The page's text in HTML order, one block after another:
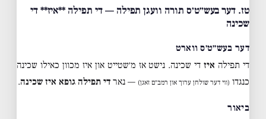
טז. דער בעש״ט׳ס תורה וועגן תפילה — די תפילה **איז** די
שכינה
דער בעש״ט׳ס ווארט
די תפילה איזדי שכינה. נישט אז מ׳שטייט און איז מכוון כאילו שכינה
כנגדו (ווי דער שולחן ערוך און רמב״ם זאגן) — נאר די תפילה גופא איז שכינה.
ביאור